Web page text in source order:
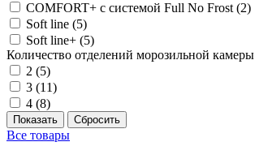
COMFORT+ с системой Full No Frost (2)
Soft line (5)
Soft line+ (5)
Количество отделений морозильной камеры
2 (5)
3 (11)
4 (8)
Все товары